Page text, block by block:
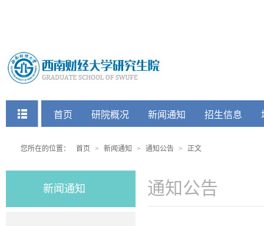
快捷菜单
首页 研院概况 新闻通知 招生信息
您所在的位置： 首页 > 新闻通知 > 通知公告 > 正文
新闻通知 通知公告